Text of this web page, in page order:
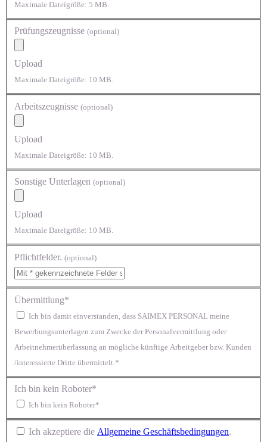
Maximale Dateigröße: 5 MB.
Prüfungszeugnisse (optional)
Upload
Maximale Dateigröße: 10 MB.
Arbeitszeugnisse (optional)
Upload
Maximale Dateigröße: 10 MB.
Sonstige Unterlagen (optional)
Upload
Maximale Dateigröße: 10 MB.
Pflichtfelder. (optional)
Übermittlung*
Ich bin damit einverstanden, dass SAIMEX PERSONAL meine
Bewerbungsunterlagen zum Zwecke der Personalvermittlung oder
Arbeitnehmerüberlassung an mögliche künftige Arbeitgeber bzw. Kunden
/interessierte Dritte übermittelt.*
Ich bin kein Roboter*
Ich bin kein Roboter*
Ich akzeptiere die Allgemeine Geschäftsbedingungen.